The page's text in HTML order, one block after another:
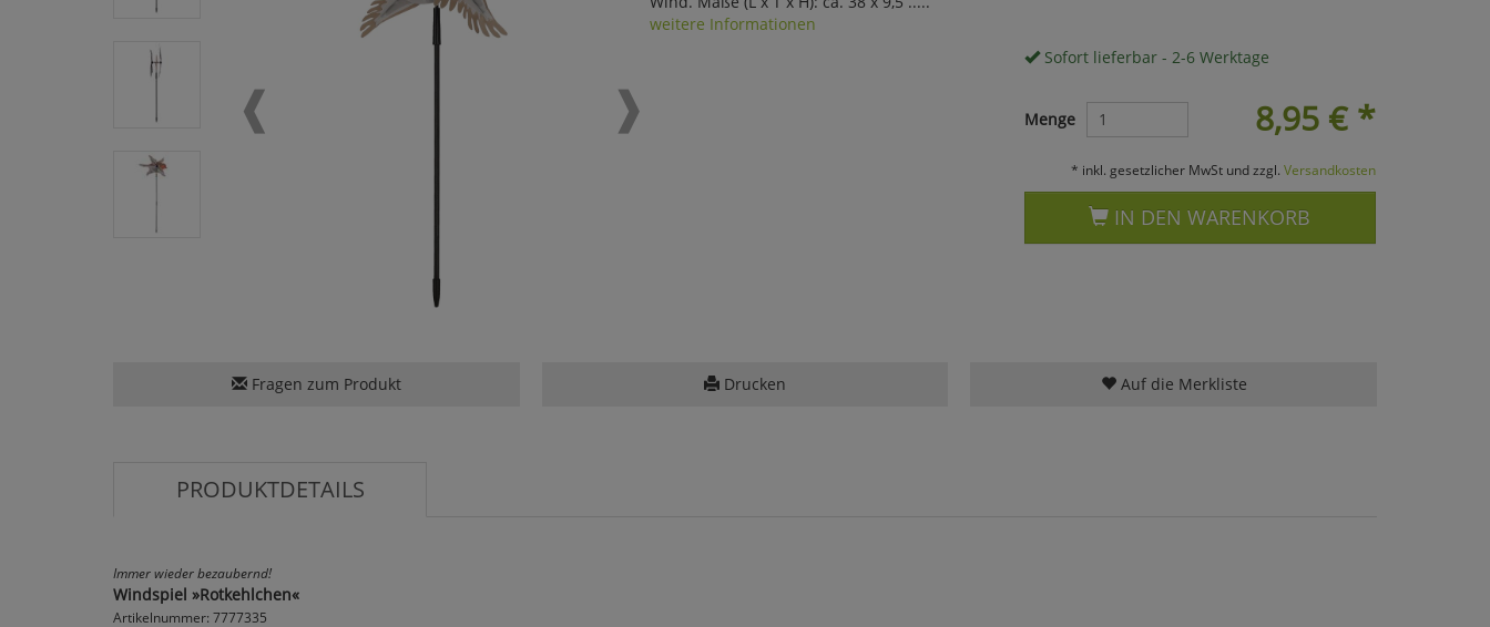
weitere Informationen
Sofort lieferbar - 2-6 Werktage
8,95 €*
Menge
* inkl. gesetzlicher MwSt und zzgl. Versandkosten
IN DEN WARENKORB
Fragen zum Produkt Drucken Auf die Merkliste
PRODUKTDETAILS
Immer wieder bezaubernd!
Windspiel »Rotkehlchen«
Artikelnummer: 7777335